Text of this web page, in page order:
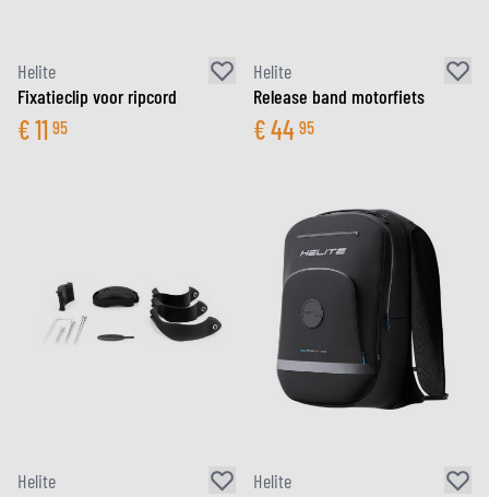
Helite
Fixatieclip voor ripcord
€11 95
Helite
Release band motorfiets
€44 95
Helite
Helite